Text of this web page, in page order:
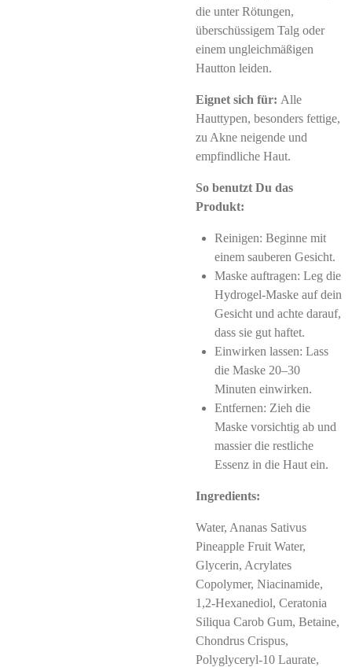
die unter Rötungen,
überschüssigem Talg oder
einem ungleichmäßigen
Hautton leiden.
Eignet sich für: Alle
Hauttypen, besonders fettige,
zu Akne neigende und
empfindliche Haut.
So benutzt Du das
Produkt:
Reinigen: Beginne mit
einem sauberen Gesicht.
Maske auftragen: Leg die
Hydrogel-Maske auf dein
Gesicht und achte darauf,
dass sie gut haftet.
Einwirken lassen: Lass
die Maske 20–30
Minuten einwirken.
Entfernen: Zieh die
Maske vorsichtig ab und
massier die restliche
Essenz in die Haut ein.
Ingredients:
Water, Ananas Sativus
Pineapple Fruit Water,
Glycerin, Acrylates
Copolymer, Niacinamide,
1,2-Hexanediol, Ceratonia
Siliqua Carob Gum, Betaine,
Chondrus Crispus,
Polyglyceryl-10 Laurate,